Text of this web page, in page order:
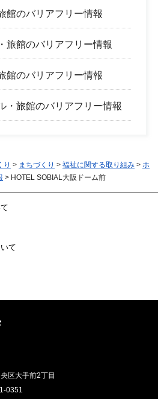
館のバリアフリー情報
旅館のバリアフリー情報
館のバリアフリー情報
・旅館のバリアフリー情報
り > まちづくり > 福祉に関する取り組み > ホ
> HOTEL SOBIAL大阪ドーム前
て
区大手前2丁目
0351